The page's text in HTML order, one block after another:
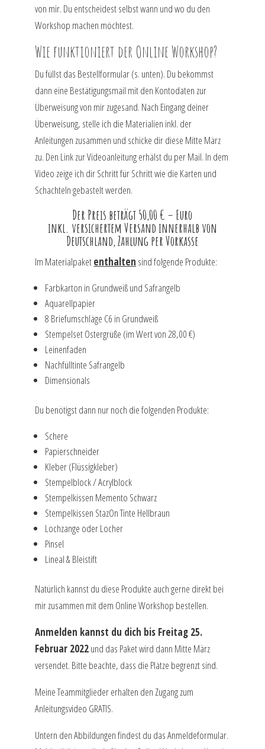
von mir. Du entscheidest selbst wann und wo du den
Workshop machen möchtest.
Wie funktioniert der Online Workshop?
Du füllst das Bestellformular (s. unten). Du bekommst
dann eine Bestätigungsmail mit den Kontodaten zur
Überweisung von mir zugesand. Nach Eingang deiner
Überweisung, stelle ich die Materialien inkl. der
Anleitungen zusammen und schicke dir diese Mitte März
zu. Den Link zur Videoanleitung erhälst du per Mail. In dem
Video zeige ich dir Schritt für Schritt wie die Karten und
Schachteln gebastelt werden.
Der Preis beträgt 50,00 € – Euro
inkl. versichertem Versand innerhalb von
Deutschland, Zahlung per Vorkasse
Im Materialpaketenthalten sind folgende Produkte:
Farbkarton in Grundweiß und Safrangelb
Aquarellpapier
8 Briefumschläge C6 in Grundweiß
Stempelset Ostergrüße (im Wert von 28,00 €)
Leinenfaden
Nachfülltinte Safrangelb
Dimensionals
Du benötigst dann nur noch die folgenden Produkte:
Schere
Papierschneider
Kleber (Flüssigkleber)
Stempelblock / Acrylblock
Stempelkissen Memento Schwarz
Stempelkissen StazOn Tinte Hellbraun
Lochzange oder Locher
Pinsel
Lineal & Bleistift
Natürlich kannst du diese Produkte auch gerne direkt bei
mir zusammen mit dem Online Workshop bestellen.
Anmelden kannst du dich bis Freitag 25.
Februar 2022und das Paket wird dann Mitte März
versendet. Bitte beachte, dass die Plätze begrenzt sind.
Meine Teammitglieder erhalten den Zugang zum
Anleitungsvideo GRATIS.
Untern den Abbildungen findest du das Anmeldeformular.